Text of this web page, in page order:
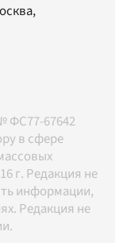
,
ФС77-67642
в сфере
г. Редакция не
информации,
Редакция не